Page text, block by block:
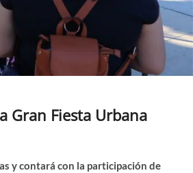
Gran Fiesta Urbana
y contará con la participación de